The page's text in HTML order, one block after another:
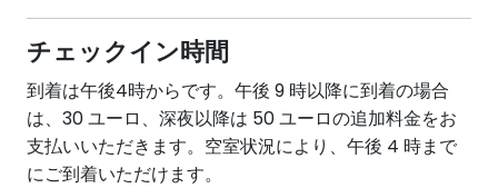
チェックイン時間
到着は午後4時からです。午後 9 時以降に到着の場合
は、30 ユーロ、深夜以降は 50 ユーロの追加料金をお
支払いいただきます。空室状況により、午後 4 時まで
にご到着いただけます。